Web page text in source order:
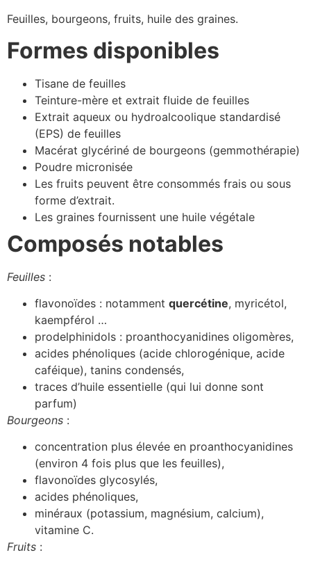
Feuilles, bourgeons, fruits, huile des graines.
Formes disponibles
Tisane de feuilles
Teinture-mère et extrait fluide de feuilles
Extrait aqueux ou hydroalcoolique standardisé
(EPS) de feuilles
Macérat glycériné de bourgeons (gemmothérapie)
Poudre micronisée
Les fruits peuvent être consommés frais ou sous
forme d’extrait.
Les graines fournissent une huile végétale
Composés notables
Feuilles :
flavonoïdes : notamment quercétine, myricétol,
kaempférol …
prodelphinidols : proanthocyanidines oligomères,
acides phénoliques (acide chlorogénique, acide
caféique), tanins condensés,
traces d’huile essentielle (qui lui donne sont
parfum)
Bourgeons :
concentration plus élevée en proanthocyanidines
(environ 4 fois plus que les feuilles),
flavonoïdes glycosylés,
acides phénoliques,
minéraux (potassium, magnésium, calcium),
vitamine C.
Fruits :